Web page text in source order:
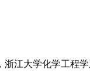
江大学化学工